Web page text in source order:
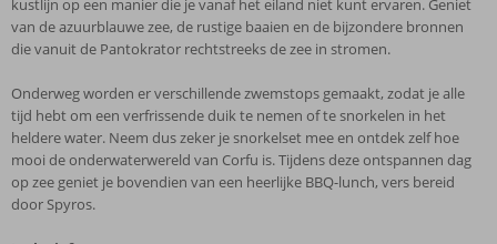
kustlijn op een manier die je vanaf het eiland niet kunt ervaren. Geniet
van de azuurblauwe zee, de rustige baaien en de bijzondere bronnen
die vanuit de Pantokrator rechtstreeks de zee in stromen.
Onderweg worden er verschillende zwemstops gemaakt, zodat je alle
tijd hebt om een verfrissende duik te nemen of te snorkelen in het
heldere water. Neem dus zeker je snorkelset mee en ontdek zelf hoe
mooi de onderwaterwereld van Corfu is. Tijdens deze ontspannen dag
op zee geniet je bovendien van een heerlijke BBQ-lunch, vers bereid
door Spyros.